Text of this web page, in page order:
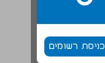
כניסת רשומים